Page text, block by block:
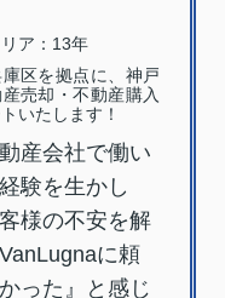
ア：13年
区を拠点に、神戸
売却・不動産購入
いたします！
産会社で働い
験を生かし
様の不安を解
に頼
った』と感じ